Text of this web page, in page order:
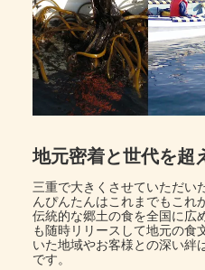
地元密着と世代を超
三重で大きくさせていただい
んぴんたんはこれまでもこれ
伝統的な郷土の食を全国に広
も随時リリースして地元の食
いた地域やお客様との深い絆
です。